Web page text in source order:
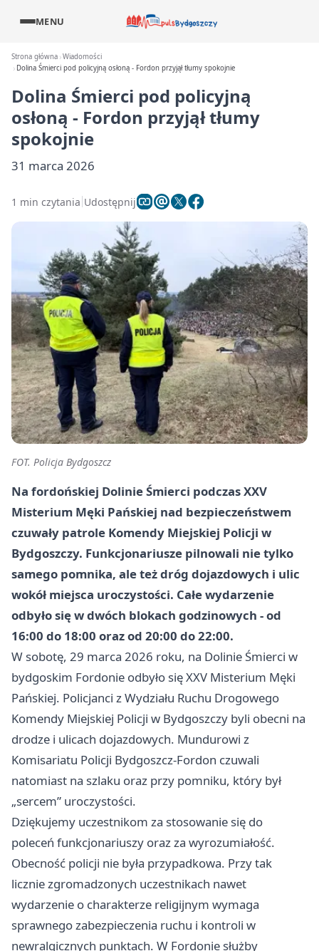
MENU
Strona główna Wiadomości
Dolina Śmierci pod policyjną osłoną - Fordon przyjął tłumy spokojnie
Dolina Śmierci pod policyjną
osłoną - Fordon przyjął tłumy
spokojnie
31 marca 2026
1 min czytania Udostępnij
FOT. Policja Bydgoszcz
Na fordońskiej Dolinie Śmierci podczas XXV
Misterium Męki Pańskiej nad bezpieczeństwem
czuwały patrole Komendy Miejskiej Policji w
Bydgoszczy. Funkcjonariusze pilnowali nie tylko
samego pomnika, ale też dróg dojazdowych i ulic
wokół miejsca uroczystości. Całe wydarzenie
odbyło się w dwóch blokach godzinowych - od
16:00 do 18:00 oraz od 20:00 do 22:00.
W sobotę, 29 marca 2026 roku, na Dolinie Śmierci w
bydgoskim Fordonie odbyło się XXV Misterium Męki
Pańskiej. Policjanci z Wydziału Ruchu Drogowego
Komendy Miejskiej Policji w Bydgoszczy byli obecni na
drodze i ulicach dojazdowych. Mundurowi z
Komisariatu Policji Bydgoszcz-Fordon czuwali
natomiast na szlaku oraz przy pomniku, który był
„sercem” uroczystości.
Dziękujemy uczestnikom za stosowanie się do
poleceń funkcjonariuszy oraz za wyrozumiałość.
Obecność policji nie była przypadkowa. Przy tak
licznie zgromadzonych uczestnikach nawet
wydarzenie o charakterze religijnym wymaga
sprawnego zabezpieczenia ruchu i kontroli w
newralgicznych punktach. W Fordonie służby